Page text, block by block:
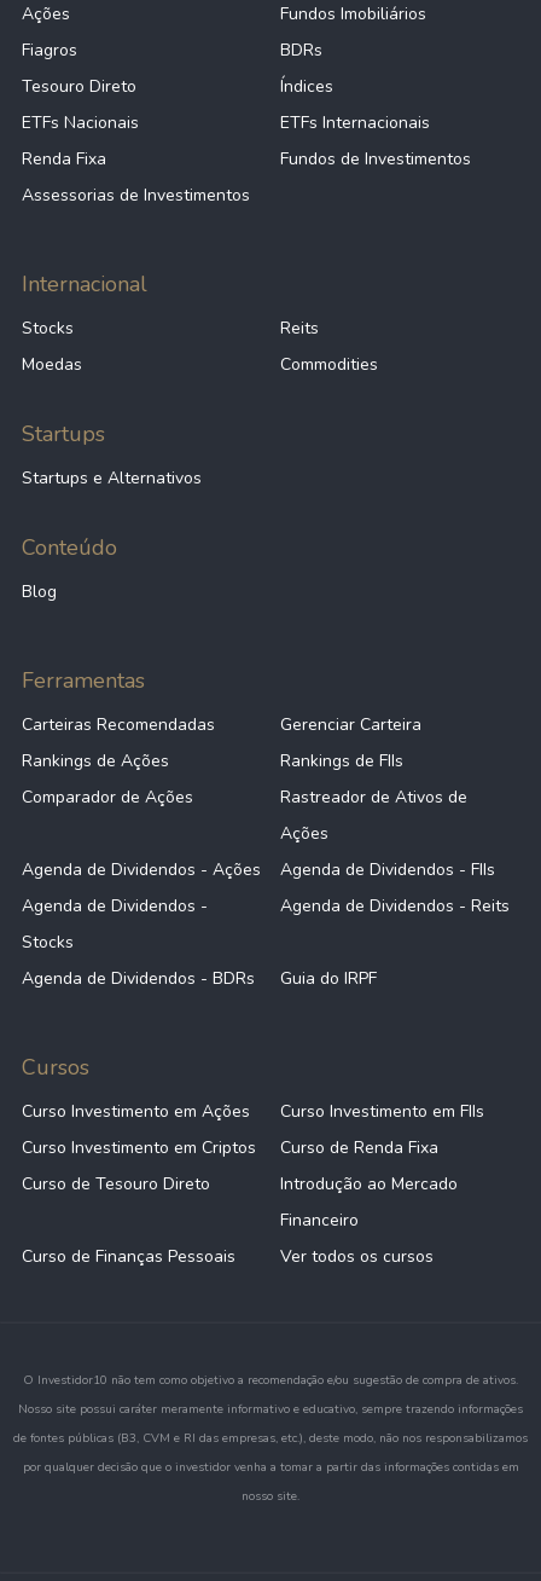
Ações
Fundos Imobiliários
Fiagros
BDRs
Tesouro Direto
Índices
ETFs Nacionais
ETFs Internacionais
Renda Fixa
Fundos de Investimentos
Assessorias de Investimentos
Internacional
Stocks
Reits
Moedas
Commodities
Startups
Startups e Alternativos
Conteúdo
Blog
Ferramentas
Carteiras Recomendadas
Gerenciar Carteira
Rankings de Ações
Rankings de FIIs
Comparador de Ações
Rastreador de Ativos de
Ações
Agenda de Dividendos - Ações
Agenda de Dividendos - FIIs
Agenda de Dividendos -
Stocks
Agenda de Dividendos - Reits
Agenda de Dividendos - BDRs Guia do IRPF
Cursos
Curso Investimento em Ações
Curso Investimento em FIIs
Curso Investimento em Criptos
Curso de Renda Fixa
Curso de Tesouro Direto
Introdução ao Mercado
Financeiro
Curso de Finanças Pessoais
Ver todos os cursos
O Investidor10 não tem como objetivo a recomendação e/ou sugestão de compra de ativos.
Nosso site possui caráter meramente informativo e educativo, sempre trazendo informações
de fontes públicas (B3, CVM e RI das empresas, etc.), deste modo, não nos responsabilizamos
por qualquer decisão que o investidor venha a tomar a partir das informações contidas em
nosso site.